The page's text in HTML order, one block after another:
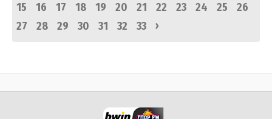
15
16 17 18 19 20 21 22 23 24 25
26
27
28 29 30 31 32 33 ›